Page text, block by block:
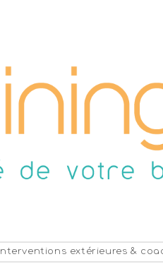
Interventions extérieures &